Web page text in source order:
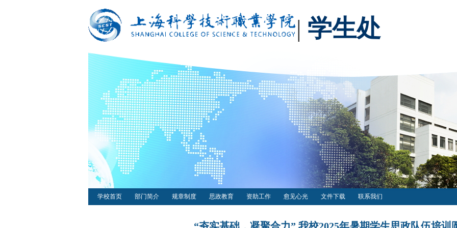
| 学生处
学校首页 部门简介 规章制度 思政教育 资助工作 愈见心光 文件下载 联系我们